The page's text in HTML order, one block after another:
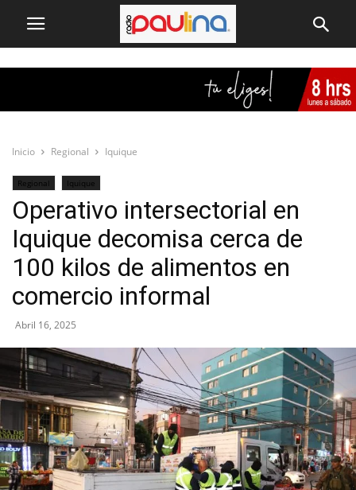
Inicio Regional Iquique
Regional Iquique
Operativo intersectorial en
Iquique decomisa cerca de
100 kilos de alimentos en
comercio informal
Abril 16, 2025